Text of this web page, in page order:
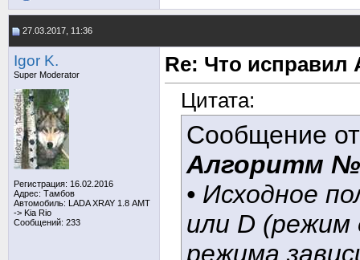
27.03.2017, 11:36
Igor K.
Super Moderator
Регистрация: 16.02.2016
Адрес: Тамбов
Автомобиль: LADA XRAY 1.8 АМТ
-> Kia Rio
Сообщений: 233
Re: Что исправил
Цитата:
Сообщение
Алгоритм
• Исходное
или D (режим
режима